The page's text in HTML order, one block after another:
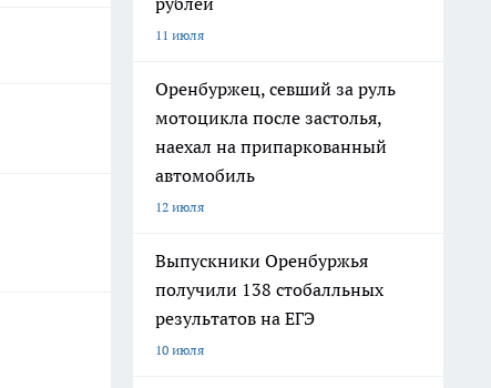
11 июля
Оренбуржец, севший за руль
мотоцикла после застолья,
наехал на припаркованный
автомобиль
12 июля
Выпускники Оренбуржья
получили 138 стобалльных
результатов на ЕГЭ
10 июля